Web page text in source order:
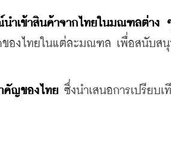
ำเข้าสินค้าจากไทยในมณฑลต่าง
ของไทยในแต่ละมณฑล เพื่อสนับส
คัญของไทย ซึ่งนำเสนอการเปรียบ